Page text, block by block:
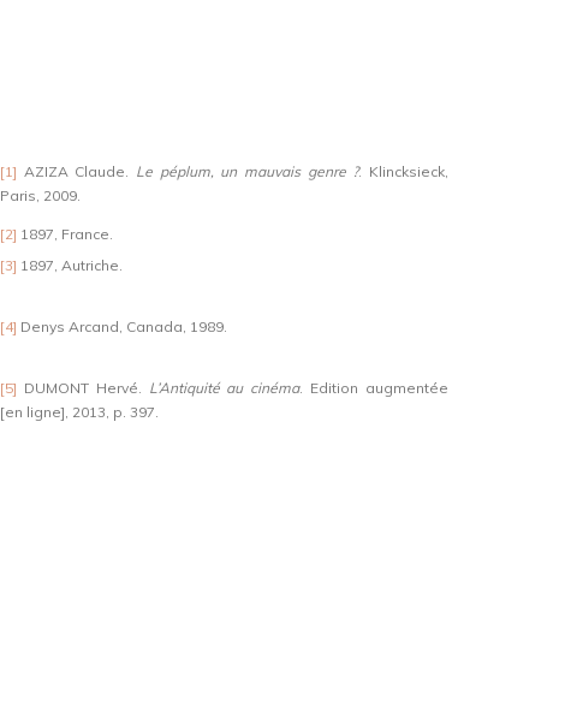
[1] AZIZA Claude. Le péplum, un mauvais genre ?. Klincksieck,
Paris, 2009.
[2] 1897, France.
[3] 1897, Autriche.
[4] Denys Arcand, Canada, 1989.
[5] DUMONT Hervé. L’Antiquité au cinéma. Edition augmentée
[en ligne], 2013, p. 397.